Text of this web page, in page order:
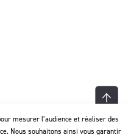
mesurer l’audience et réaliser des
Nous souhaitons ainsi vous garantir